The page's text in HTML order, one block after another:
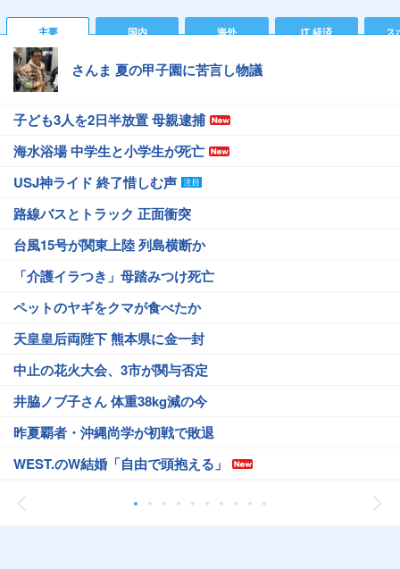
主要 国内 海外 IT 経済 ス
さんま 夏の甲子園に苦言し物議
子ども3人を2日半放置 母親逮捕
海水浴場 中学生と小学生が死亡
USJ神ライド 終了惜しむ声
路線バスとトラック 正面衝突
台風15号が関東上陸 列島横断か
「介護イラつき」母踏みつけ死亡
ペットのヤギをクマが食べたか
天皇皇后両陛下 熊本県に金一封
中止の花火大会、3市が関与否定
井脇ノブ子さん 体重38kg減の今
昨夏覇者・沖縄尚学が初戦で敗退
WEST.のW結婚「自由で頭抱える」